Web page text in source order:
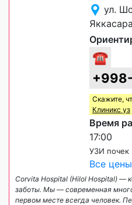
ул.
☎
Скажите,
Клиникс уз
Время
17:00
УЗИ почек
Все цены
Corvita Hospital (Hilol Hospital) —
заботы. Мы — современная
первом месте всегда человек.